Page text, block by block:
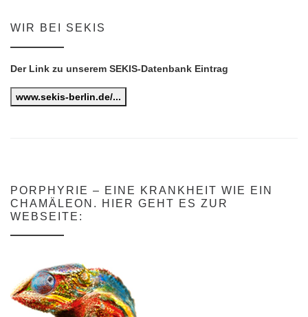
WIR BEI SEKIS
Der Link zu unserem SEKIS-Datenbank Eintrag
www.sekis-berlin.de/...
PORPHYRIE – EINE KRANKHEIT WIE EIN
CHAMÄLEON. HIER GEHT ES ZUR
WEBSEITE: